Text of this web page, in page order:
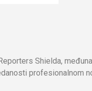
Shielda,
profesionalnom